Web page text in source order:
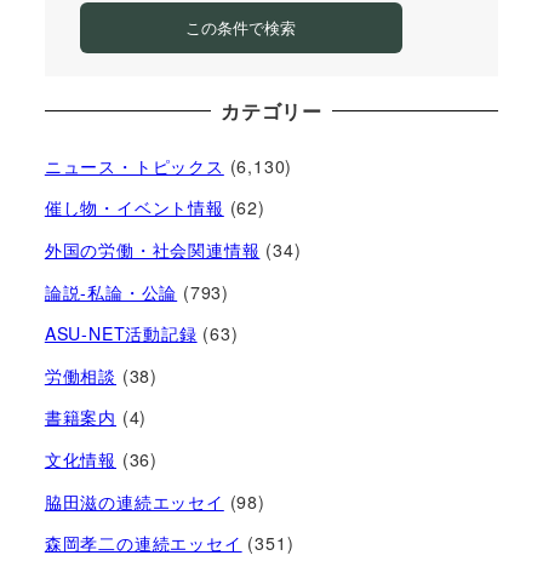
この条件で検索
カテゴリー
ニュース・トピックス (6,130)
催し物・イベント情報 (62)
外国の労働・社会関連情報 (34)
論説-私論・公論 (793)
ASU-NET活動記録 (63)
労働相談 (38)
書籍案内 (4)
文化情報 (36)
脇田滋の連続エッセイ (98)
森岡孝二の連続エッセイ (351)